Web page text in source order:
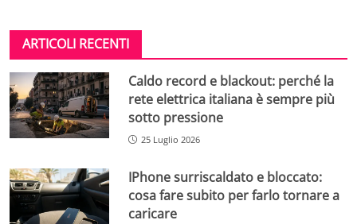
ARTICOLI RECENTI
Caldo record e blackout: perché la
rete elettrica italiana è sempre più
sotto pressione
25 Luglio 2026
IPhone surriscaldato e bloccato:
cosa fare subito per farlo tornare a
caricare